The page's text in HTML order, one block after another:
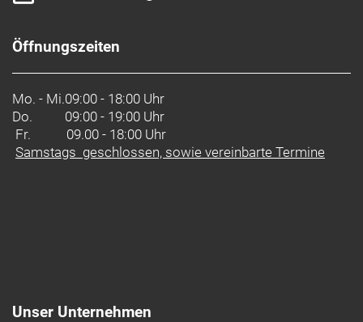
Öffnungszeiten
Mo. - Mi.09:00 - 18:00 Uhr
Do.
09:00 - 19:00 Uhr
Fr. 09.00 - 18:00 Uhr
Samstags geschlossen, sowie vereinbarte Termine
Unser Unternehmen